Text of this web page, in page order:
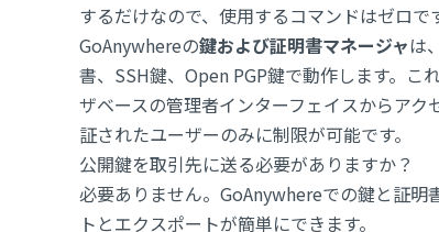
するだけなので、使用するコマンドはゼロで
GoAnywhereの鍵および証明書マネージャは
書、SSH鍵、Open PGP鍵で動作します。こ
ザベースの管理者インターフェイスからアク
証されたユーザーのみに制限が可能です。
公開鍵を取引先に送る必要がありますか？
必要ありません。GoAnywhereでの鍵と証明
トとエクスポートが簡単にできます。